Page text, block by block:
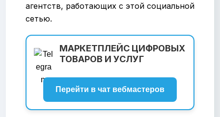
агентств, работающих с этой социальной
сетью.
МАРКЕТПЛЕЙС ЦИФРОВЫХ
ТОВАРОВ И УСЛУГ
Перейти в чат вебмастеров